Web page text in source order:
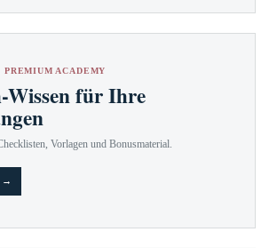
PREMIUM ACADEMY
für Ihre
Vorlagen und Bonusmaterial.
→